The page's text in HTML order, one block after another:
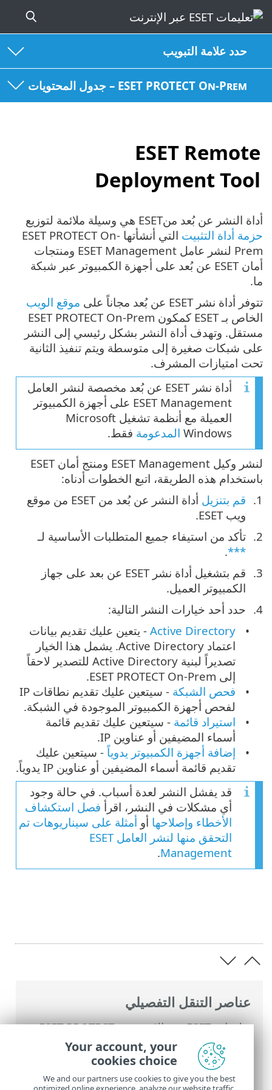
حدد علامة التبويب
ESET PROTECT On-Prem – جدول المحتويات
ESET Remote
Deployment Tool
عناصر التنقل التفصيلي
تعليمات ESET عبر الإنترنت >
ESET PROTECT
On-Prem
ابدأ الآن>
نشر عامل ESET
Management
>نشر عن بُعد
عن بُعد
أداة النشر عن بُعد منESET هي وسيلة ملائمة لتوزيع
حزمة أداة التثبيت
التي أنشأتها ESET PROTECT On-
Prem لنشر عامل ESET Management ومنتجات
أمان ESET عن بُعد على أجهزة الكمبيوتر عبر شبكة
ما.
تتوفر أداة نشر ESET عن بُعد مجاناً على
موقع الويب
الخاص بـ ESET كمكون ESET PROTECT On-Prem
مستقل. وتهدف أداة النشر بشكل رئيسي إلى النشر
على شبكات صغيرة إلى متوسطة ويتم تنفيذ الثانية
تحت امتيازات المشرف.
أداة نشر ESET عن بُعد مخصصة لنشر العامل
ESET Management على أجهزة الكمبيوتر
العميلة مع أنظمة تشغيل Microsoft
Windows المدعومة فقط.
لنشر وكيل ‎ESET Management ومنتج أمان ESET
باستخدام هذه الطريقة، اتبع الخطوات أدناه:
قم بتنزيل
أداة النشر عن بُعد من ESET من موقع
ويب ESET.
تأكد من استيفاء جميع المتطلبات الأساسية لـ
***
.
قم بتشغيل أداة نشر ESET عن بعد على جهاز
الكمبيوتر العميل.
حدد أحد خيارات النشر التالية:
Active Directory- يتعين عليك تقديم بيانات
اعتماد Active Directory. يشمل هذا الخيار
تصديراً لبنية Active Directory للتصدير لاحقاً
إلى ESET PROTECT On-Prem.
فحص الشبكة
- سيتعين عليك تقديم نطاقات IP
لفحص أجهزة الكمبيوتر الموجودة في الشبكة.
استيراد قائمة - سيتعين عليك تقديم قائمة
أسماء المضيفين أو عناوين IP.
إضافة أجهزة الكمبيوتر يدوياً- سيتعين عليك
تقديم قائمة أسماء المضيفين أو عناوين IP يدوياً.
قد يفشل النشر لعدة أسباب. في حالة وجود
أي مشكلات في النشر، اقرأ ‎ فصل استكشاف
الأخطاء وإصلاحها أو أمثلة على سيناريوهات تم
التحقق منها لنشر العامل ESET
Management
.
Your account, your
cookies choice
We and our partners use cookies to give you the best